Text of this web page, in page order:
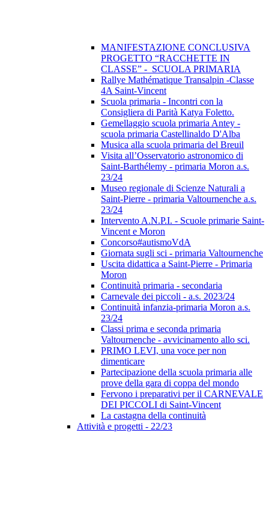
MANIFESTAZIONE CONCLUSIVA
PROGETTO “RACCHETTE IN
CLASSE” - SCUOLA PRIMARIA
Rallye Mathématique Transalpin -Classe
4A Saint-Vincent
Scuola primaria - Incontri con la
Consigliera di Parità Katya Foletto.
Gemellaggio scuola primaria Antey -
scuola primaria Castellinaldo D'Alba
Musica alla scuola primaria del Breuil
Visita all’Osservatorio astronomico di
Saint-Barthélemy - primaria Moron a.s.
23/24
Museo regionale di Scienze Naturali a
Saint-Pierre - primaria Valtournenche a.s.
23/24
Intervento A.N.P.I. - Scuole primarie Saint-
Vincent e Moron
Concorso#autismoVdA
Giornata sugli sci - primaria Valtournenche
Uscita didattica a Saint-Pierre - Primaria
Moron
Continuità primaria - secondaria
Carnevale dei piccoli - a.s. 2023/24
Continuità infanzia-primaria Moron a.s.
23/24
Classi prima e seconda primaria
Valtournenche - avvicinamento allo sci.
PRIMO LEVI, una voce per non
dimenticare
Partecipazione della scuola primaria alle
prove della gara di coppa del mondo
Fervono i preparativi per il CARNEVALE
DEI PICCOLI di Saint-Vincent
La castagna della continuità
Attività e progetti - 22/23